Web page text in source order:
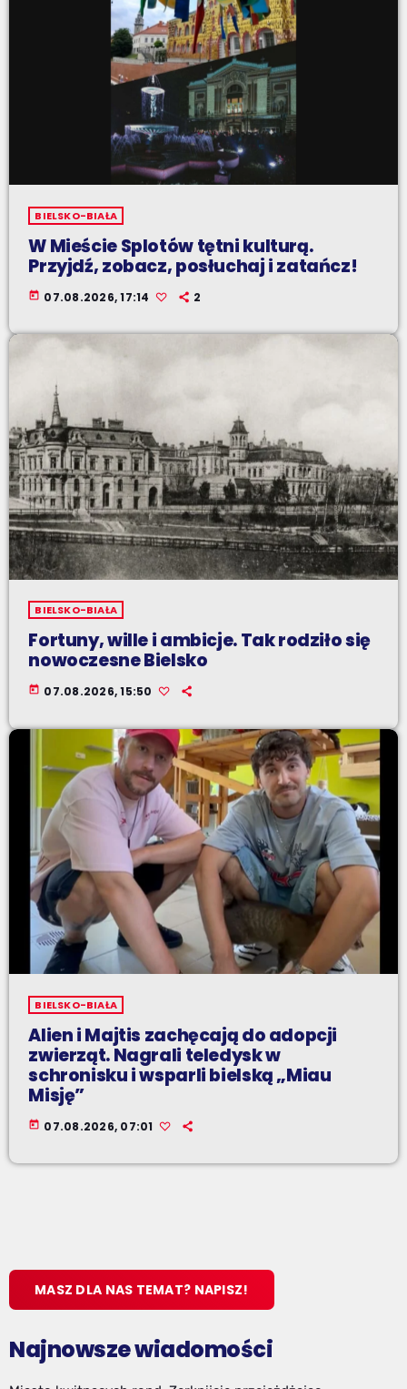
BIELSKO-BIAŁA
W Mieście Splotów tętni kulturą.
Przyjdź, zobacz, posłuchaj i zatańcz!
today 07.08.2026, 17:14 2
BIELSKO-BIAŁA
Fortuny, wille i ambicje. Tak rodziło się
nowoczesne Bielsko
today 07.08.2026, 15:50
BIELSKO-BIAŁA
Alien i Majtis zachęcają do adopcji
zwierząt. Nagrali teledysk w
schronisku i wsparli bielską „Miau
Misję”
today 07.08.2026, 07:01
MASZ DLA NAS TEMAT? NAPISZ!
Najnowsze wiadomości